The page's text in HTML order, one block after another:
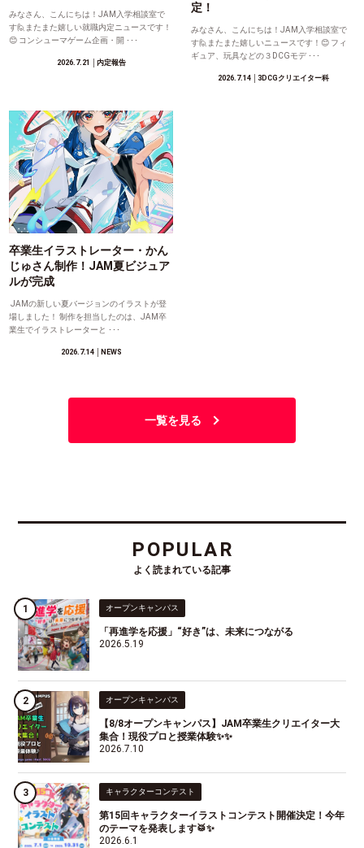
みなさん、こんにちは！JAM入学相談室で
す🙋またまた嬉しい就職内定ニュースです！
😊 コンシューマゲーム企画・開 ･･･
2026.7.21 │内定報告
定！
みなさん、こんにちは！JAM入学相談室で
す🙋またまた嬉しいニュースです！😊 フィ
ギュア、玩具などの３DCGモデ ･･･
2026.7.14│3DCGクリエイター科
卒業生イラストレーター・かん
じゅさん制作！JAM夏ビジュア
ルが完成
JAMの新しい夏バージョンのイラストが登
場しました！ 制作を担当したのは、JAM卒
業生でイラストレーターと ･･･
2026.7.14│NEWS
一覧を見る
POPULAR
よく読まれている記事
オープンキャンパス
「再進学を応援」“好き”は、未来につながる
2026.5.19
オープンキャンパス
【8/8オープンキャンパス】JAM卒業生クリエイター大
集合！現役プロと授業体験✨✨
2026.7.10
キャラクターコンテスト
第15回キャラクターイラストコンテスト開催決定！今年
のテーマを発表します🥁✨
2026.6.1